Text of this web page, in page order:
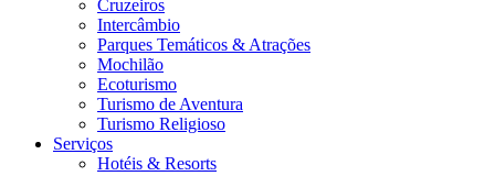
Cruzeiros
Intercâmbio
Parques Temáticos & Atrações
Mochilão
Ecoturismo
Turismo de Aventura
Turismo Religioso
Serviços
Hotéis & Resorts